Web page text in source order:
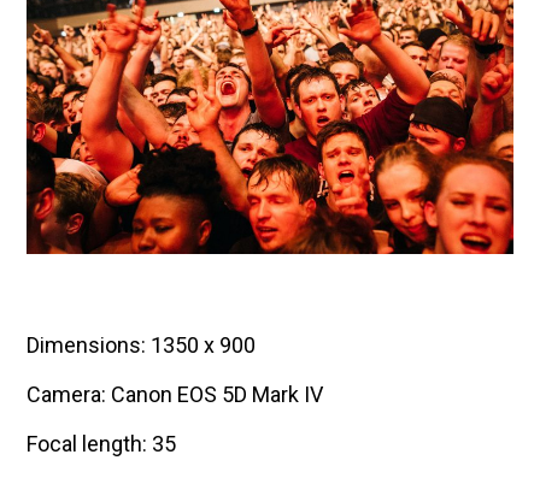
Dimensions: 1350 x 900
Camera: Canon EOS 5D Mark IV
Focal length: 35